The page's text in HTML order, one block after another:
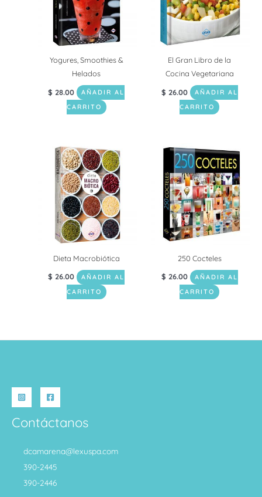
Yogures, Smoothies &
Helados
$ 28.00
AÑADIR AL
CARRITO
El Gran Libro de la
Cocina Vegetariana
$ 26.00
AÑADIR AL
CARRITO
Dieta Macrobiótica
$ 26.00
AÑADIR AL
CARRITO
250 Cocteles
$ 26.00
AÑADIR AL
CARRITO
Contáctanos
dcamarena@lexuspa.com
390-2445
390-2446